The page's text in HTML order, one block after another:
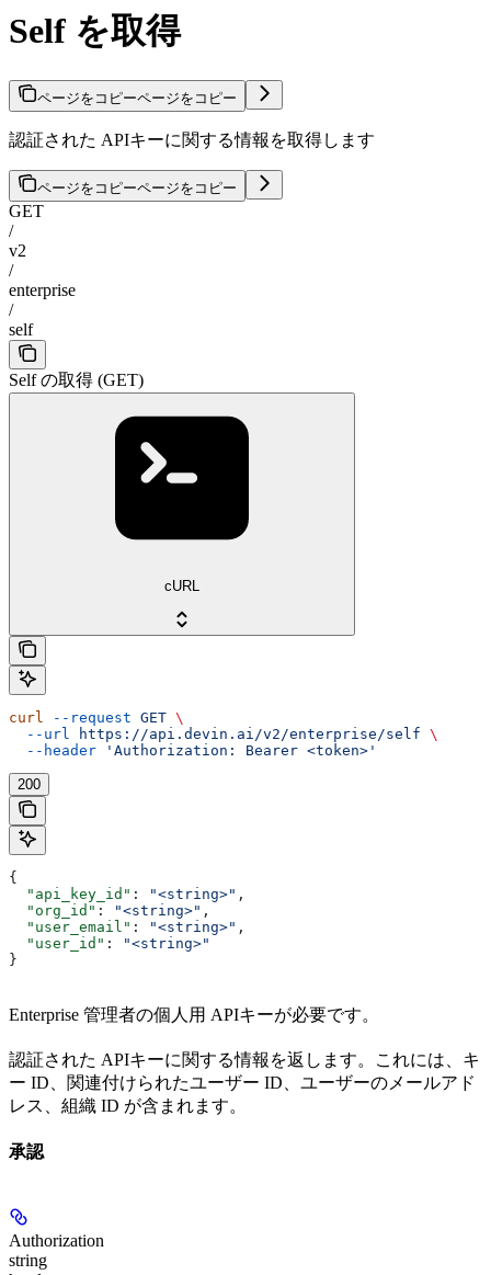
Self を取得
ページをコピーページをコピー
認証された APIキーに関する情報を取得します
ページをコピーページをコピー
GET
/
v2
/
enterprise
/
self
Self の取得 (GET)
cURL
curl --request GET \
  --url
https://api.devin.ai/v2/enterprise/self \
  --header
'Authorization: Bearer <token>'
200
{
  "api_key_id"
: "<string>" ,
  "org_id"
: "<string>" ,
  "user_email"
: "<string>" ,
  "user_id"
:
"<string>"
}
Enterprise 管理者の個人用 APIキーが必要です。
認証された APIキーに関する情報を返します。これには、キ
ー ID、関連付けられたユーザー ID、ユーザーのメールアド
レス、組織 ID が含まれます。
承認
Authorization
string